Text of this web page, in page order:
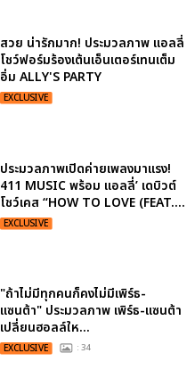
สวย น่ารักมาก! ประมวลภาพ แอลลี่
โชว์ฟอร์มร้องเต้นเอ็นเตอร์เทนเต็ม
อิ่ม ALLY'S PARTY
EXCLUSIVE
ประมวลภาพเปิดค่ายเพลงมาแรง!
411 MUSIC พร้อม แอลลี่’ เดบิวต์
โชว์เคส “HOW TO LOVE (FEAT....
EXCLUSIVE
"ถ้าไม่มีทุกคนก็คงไม่มีเพิร์ธ-
แซนต้า" ประมวลภาพ เพิร์ธ-แซนต้า
เปลี่ยนฮอลล์ให...
EXCLUSIVE : 34